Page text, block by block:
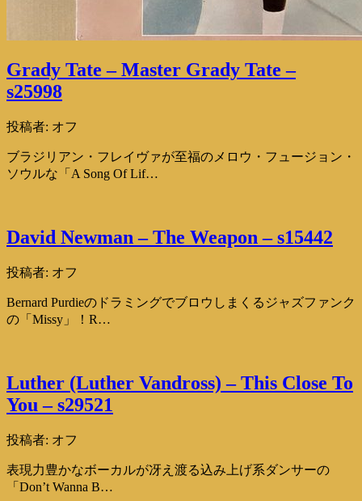
Grady Tate – Master Grady Tate –
s25998
投稿者: オフ
ブラジリアン・フレイヴァが至福のメロウ・フュージョン・
ソウルな「A Song Of Lif…
David Newman – The Weapon – s15442
投稿者: オフ
Bernard Purdieのドラミングでブロウしまくるジャズファンク
の「Missy」！R…
Luther (Luther Vandross) – This Close To
You – s29521
投稿者: オフ
表現力豊かなボーカルが冴え渡る込み上げ系ダンサーの
「Don’t Wanna B…